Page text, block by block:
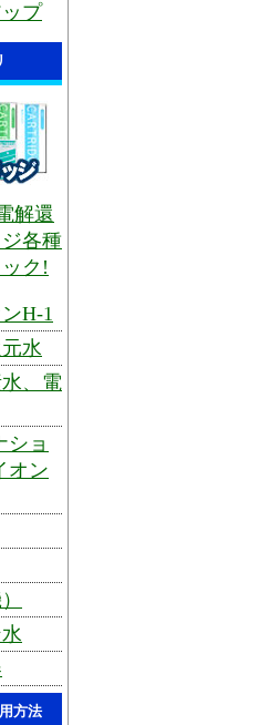
プ
解還
各種
ク!
H-1
水
、電
ショ
オン
方法